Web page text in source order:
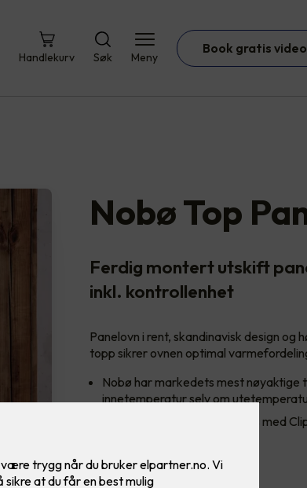
Handlekurv Søk Meny
Book gratis
Nobø Top
Ferdig montert utskift
inkl. kontrollenhet
Panelovn i rent, skandinavisk design
topp sikrer ovnen optimal
Nobø har markedets mest nøyaktige
innetemperatur selv om
Panelovnen kan oppgraderes med
3,790,-